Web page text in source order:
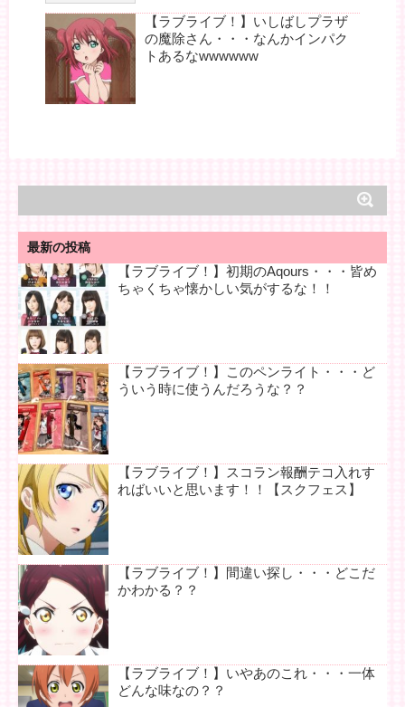
【ラブライブ！】いしばしプラザ
の魔除さん・・・なんかインパク
トあるなwwwwww
最新の投稿
【ラブライブ！】初期のAqours・・・皆め
ちゃくちゃ懐かしい気がするな！！
【ラブライブ！】このペンライト・・・ど
ういう時に使うんだろうな？？
【ラブライブ！】スコラン報酬テコ入れす
ればいいと思います！！【スクフェス】
【ラブライブ！】間違い探し・・・どこだ
かわかる？？
【ラブライブ！】いやあのこれ・・・一体
どんな味なの？？